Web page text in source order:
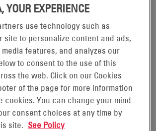
sus vehículos de carreras con baterías
con tecnología de placas delgadas
para ofrecer una energía
mantenimiento y de larga duración.
de los principales circuitos de velocidad
Motor Speedway (Concord, Carolina
un automóvil de carreras
ODYSSEY®, el cual estará
YOUR EXPERIENCE
use technology such as
site to personalize content and ads,
features, and analyzes our
to consent to the use of this
the web. Click on our Cookies
of the page for more information
cookies. You can change your mind
consent choices at any time by
site. See Policy